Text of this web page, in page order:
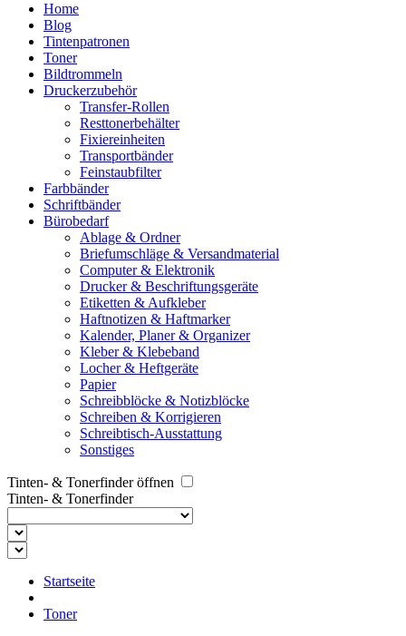
Home
Blog
Tintenpatronen
Toner
Bildtrommeln
Druckerzubehör
Transfer-Rollen
Resttonerbehälter
Fixiereinheiten
Transportbänder
Feinstaubfilter
Farbbänder
Schriftbänder
Bürobedarf
Ablage & Ordner
Briefumschläge & Versandmaterial
Computer & Elektronik
Drucker & Beschriftungsgeräte
Etiketten & Aufkleber
Haftnotizen & Haftmarker
Kalender, Planer & Organizer
Kleber & Klebeband
Locher & Heftgeräte
Papier
Schreibblöcke & Notizblöcke
Schreiben & Korrigieren
Schreibtisch-Ausstattung
Sonstiges
Tinten- & Tonerfinder öffnen
Tinten- & Tonerfinder
Startseite
Toner